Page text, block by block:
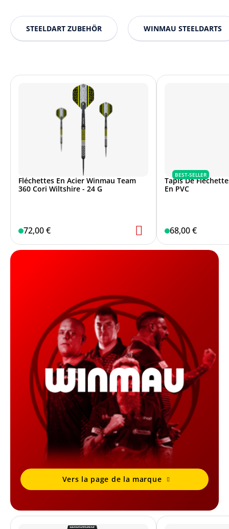
STEELDART ZUBEHÖR WINMAU STEELDARTS
Fléchettes En Acier Winmau Team
360 Cori Wiltshire - 24 G
72,00 €
BEST-SELLER
Tapis De
En PVC
68,00 €
Vers la page de la marque